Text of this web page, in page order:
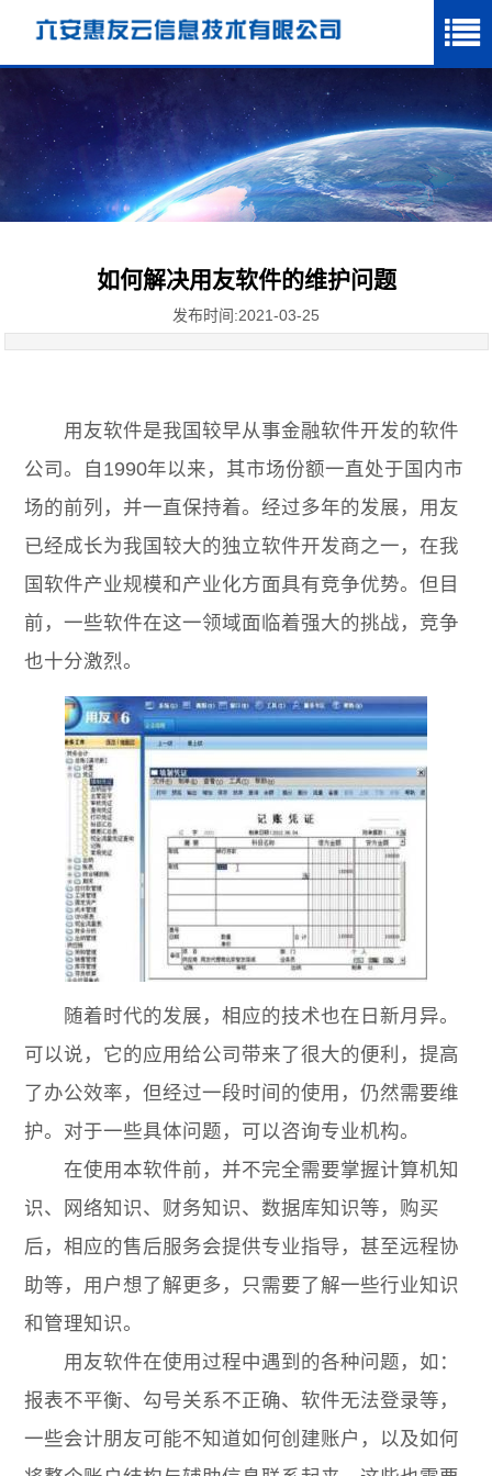
如何解决用友软件的维护问题
发布时间:2021-03-25
用友软件是我国较早从事金融软件开发的软件
公司。自1990年以来，其市场份额一直处于国内市
场的前列，并一直保持着。经过多年的发展，用友
已经成长为我国较大的独立软件开发商之一，在我
国软件产业规模和产业化方面具有竞争优势。但目
前，一些软件在这一领域面临着强大的挑战，竞争
也十分激烈。
随着时代的发展，相应的技术也在日新月异。
可以说，它的应用给公司带来了很大的便利，提高
了办公效率，但经过一段时间的使用，仍然需要维
护。对于一些具体问题，可以咨询专业机构。
在使用本软件前，并不完全需要掌握计算机知
识、网络知识、财务知识、数据库知识等，购买
后，相应的售后服务会提供专业指导，甚至远程协
助等，用户想了解更多，只需要了解一些行业知识
和管理知识。
用友软件在使用过程中遇到的各种问题，如：
报表不平衡、勾号关系不正确、软件无法登录等，
一些会计朋友可能不知道如何创建账户，以及如何